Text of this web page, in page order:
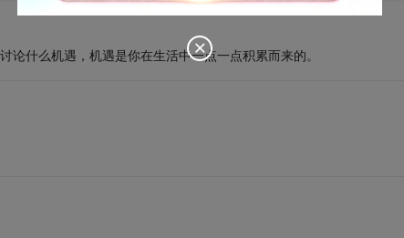
什么机遇，机遇是你在生活中一点一点积累而来的。